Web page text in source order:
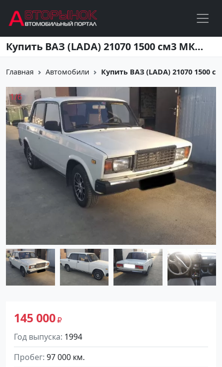
Перейти к основному содержанию Купить ВАЗ (LADA) 21070 1500 см3 МКПП (72 л.с.) Бензин карбюратор в Геленджик : цвет Белый Седан 1994 года по цене 145000 рублей, объявление №20535 на сайте Авторынок23
Главная Автомобили Купить ВАЗ (LADA) 21070 1500
145 000
Год выпуска 1994
Пробег 97 000 км.
1/6